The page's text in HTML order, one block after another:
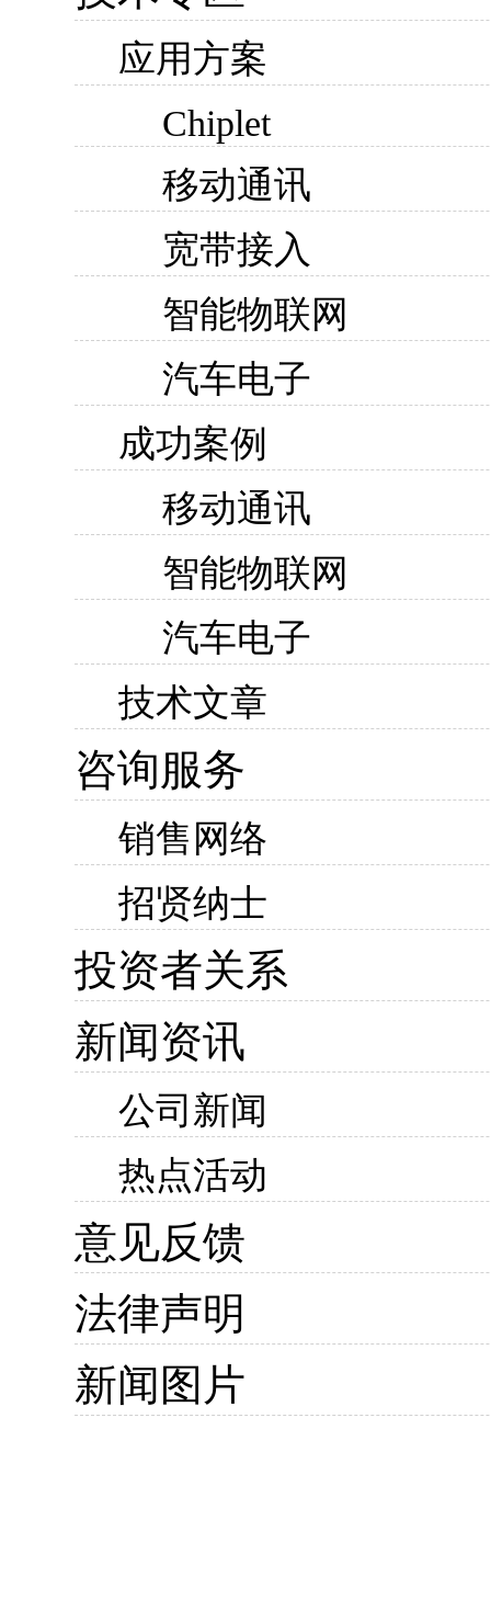
应用方案
Chiplet
移动通讯
宽带接入
智能物联网
汽车电子
成功案例
移动通讯
智能物联网
汽车电子
技术文章
咨询服务
销售网络
招贤纳士
投资者关系
新闻资讯
公司新闻
热点活动
意见反馈
法律声明
新闻图片